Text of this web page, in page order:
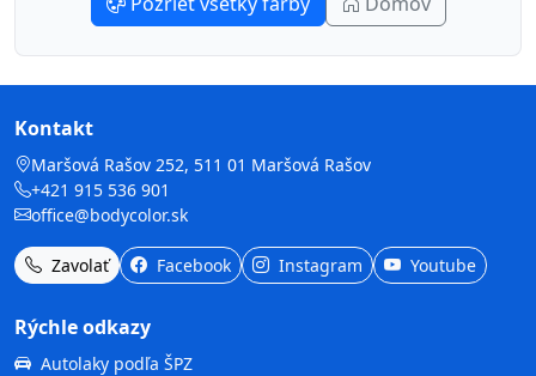
Kontakt
Maršová Rašov 252, 511 01 Maršová Rašov
+421 915 536 901
office@bodycolor.sk
Zavolať Facebook Instagram Youtube
Rýchle odkazy
Autolaky podľa ŠPZ